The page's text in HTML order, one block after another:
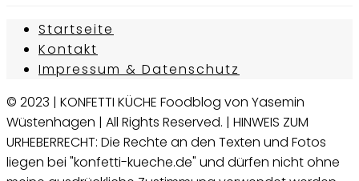
Startseite
Kontakt
Impressum & Datenschutz
© 2023 | KONFETTI KÜCHE Foodblog von Yasemin
Wüstenhagen | All Rights Reserved. | HINWEIS ZUM
URHEBERRECHT: Die Rechte an den Texten und Fotos
liegen bei "konfetti-kueche.de" und dürfen nicht ohne